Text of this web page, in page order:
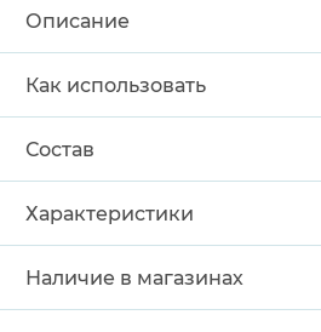
Описание
Как использовать
Состав
Характеристики
Наличие в магазинах